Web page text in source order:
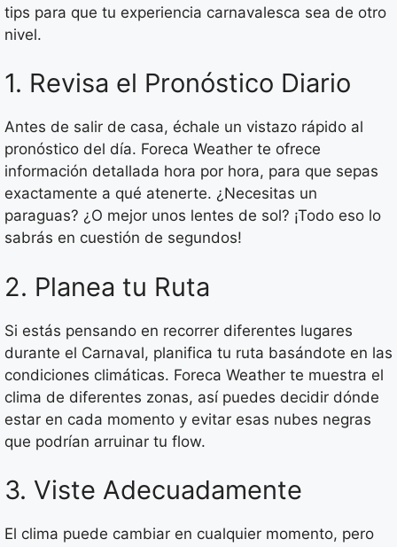
tips para que tu experiencia carnavalesca sea de otro
nivel.
1. Revisa el Pronóstico Diario
Antes de salir de casa, échale un vistazo rápido al
pronóstico del día. Foreca Weather te ofrece
información detallada hora por hora, para que sepas
exactamente a qué atenerte. ¿Necesitas un
paraguas? ¿O mejor unos lentes de sol? ¡Todo eso lo
sabrás en cuestión de segundos!
2. Planea tu Ruta
Si estás pensando en recorrer diferentes lugares
durante el Carnaval, planifica tu ruta basándote en las
condiciones climáticas. Foreca Weather te muestra el
clima de diferentes zonas, así puedes decidir dónde
estar en cada momento y evitar esas nubes negras
que podrían arruinar tu flow.
3. Viste Adecuadamente
El clima puede cambiar en cualquier momento, pero